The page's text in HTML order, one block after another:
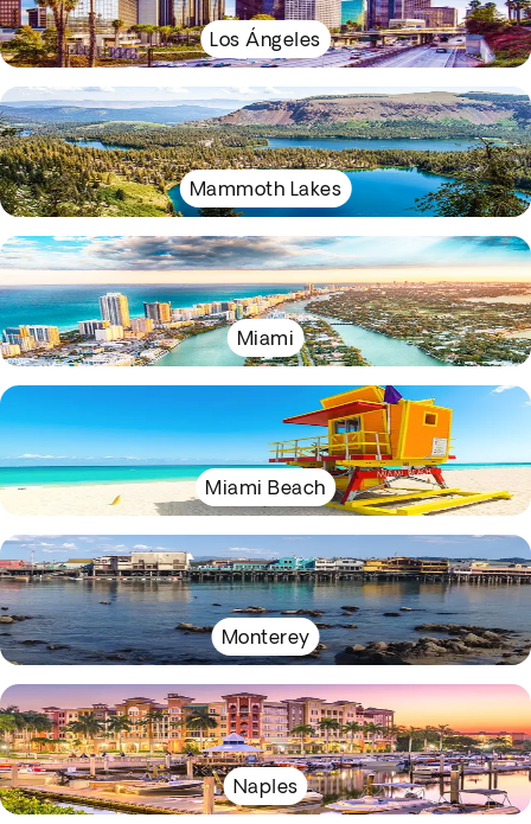
Los Ángeles
Mammoth Lakes
Miami
Miami Beach
Monterey
Naples